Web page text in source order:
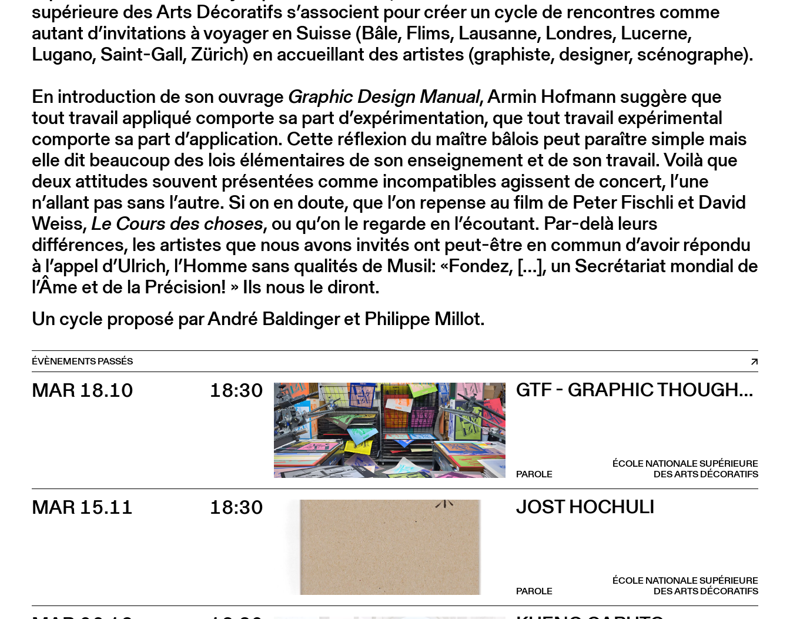
supérieure des Arts Décoratifs s’associent pour créer un cycle de rencontres comme
autant d’invitations à voyager en Suisse (Bâle, Flims, Lausanne, Londres, Lucerne,
Lugano, Saint-Gall, Zürich) en accueillant des artistes (graphiste, designer, scénographe).
En introduction de son ouvrage Graphic Design Manual, Armin Hofmann suggère que
tout travail appliqué comporte sa part d’expérimentation, que tout travail expérimental
comporte sa part d’application. Cette réflexion du maître bâlois peut paraître simple mais
elle dit beaucoup des lois élémentaires de son enseignement et de son travail. Voilà que
deux attitudes souvent présentées comme incompatibles agissent de concert, l’une
n’allant pas sans l’autre. Si on en doute, que l’on repense au film de Peter Fischli et David
Weiss,Le Cours des choses, ou qu’on le regarde en l’écoutant. Par-delà leurs
différences, les artistes que nous avons invités ont peut-être en commun d’avoir répondu
à l’appel d’Ulrich, l’Homme sans qualités de Musil: «Fondez, […], un Secrétariat mondial de
l’Âme et de la Précision! » Ils nous le diront.
Un cycle proposé par André Baldinger et Philippe Millot.
ÉVÈNEMENTS PASSÉS
MAR 18.10 18:30 GTF - GRAPHIC THOUGHT FACILITY
ÉCOLE NATIONALE SUPÉRIEURE
DES ARTS DÉCORATIFS
PAROLE
MAR 15.11 18:30 JOST HOCHULI
ÉCOLE NATIONALE SUPÉRIEURE
DES ARTS DÉCORATIFS
PAROLE